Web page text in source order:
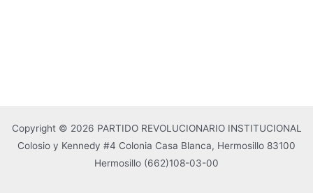
Copyright © 2026 PARTIDO REVOLUCIONARIO INSTITUCIONAL
Colosio y Kennedy #4 Colonia Casa Blanca, Hermosillo 83100
Hermosillo (662)108-03-00